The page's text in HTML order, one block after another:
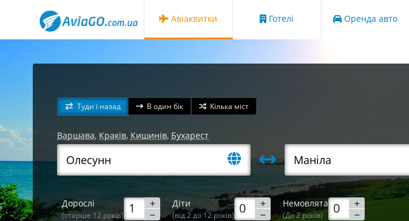
Авіаквитки Готелі Оренда авто
Туди і назад В один бік Кілька міст
Варшава,Краків, Кишинів, Бухарест
Дорослі
(старше 12 років)
Діти
(від 2 до 12 років)
Немовлята
(До 2 років)